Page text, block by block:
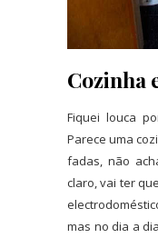
Cozinha
Fiquei louca
Parece uma
fadas, não
claro, vai ter
mas no dia a